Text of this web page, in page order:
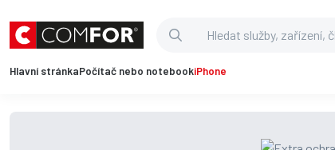
Hlavní stránkaPočítač nebo notebookiPhone